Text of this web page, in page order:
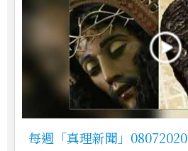
每週「真理新聞」08072020